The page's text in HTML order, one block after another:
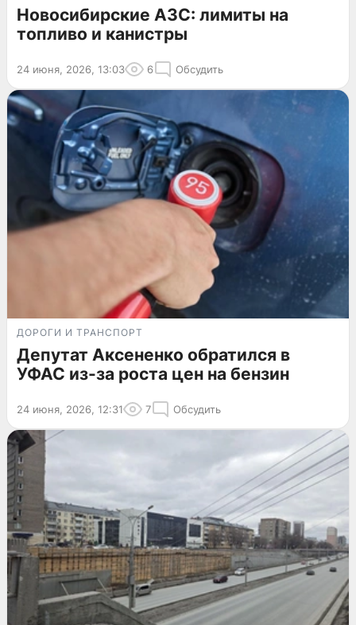
Новосибирские АЗС: лимиты на
топливо и канистры
24 июня, 2026, 13:03 6 Обсудить
ДОРОГИ И ТРАНСПОРТ
Депутат Аксененко обратился в
УФАС из-за роста цен на бензин
24 июня, 2026, 12:31 7 Обсудить